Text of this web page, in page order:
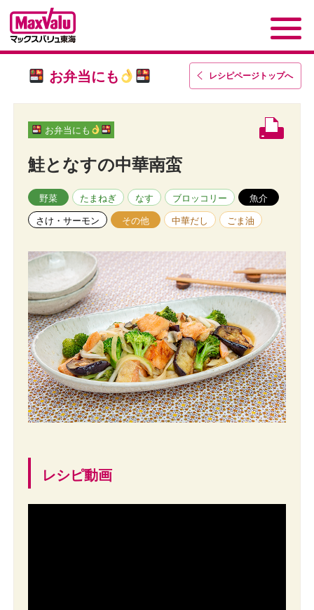
レシピページトップへ
お弁当にも
お弁当にも
鮭となすの中華南蛮
野菜 たまねぎ なす ブロッコリー 魚介
さけ・サーモン その他 中華だし ごま油
レシピ動画